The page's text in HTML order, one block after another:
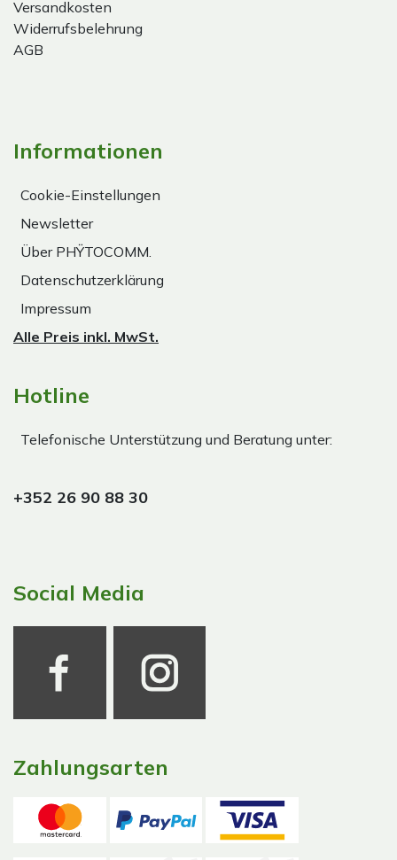
Versandkosten
Widerrufsbelehrung
AGB
Informationen
Cookie-Einstellungen
Newsletter
Über PHŸTOCOMM.
Datenschutzerklärung
Impressum
Alle Preis inkl. MwSt.
Hotline
Telefonische Unterstützung und Beratung unter:
+352 26 90 88 30
Social Media
Zahlungsarten